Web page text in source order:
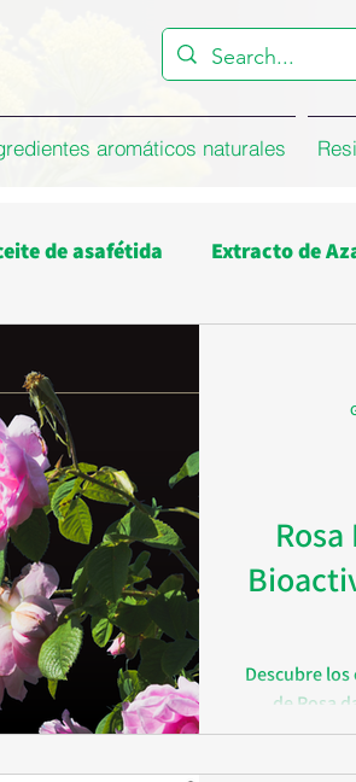
aromáticos naturales
de asafétida Extracto de
de comino Aceite de Eucalipto
Rosa Damascena
Goma de gálbano
Descubre
de Rosa